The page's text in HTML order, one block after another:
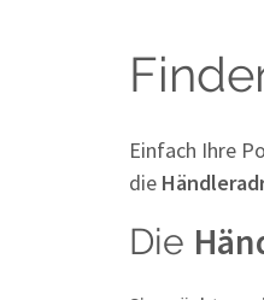
Einfach Ihre
die
Die